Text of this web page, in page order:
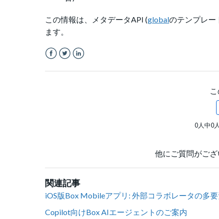
この情報は、メタデータAPI (globalのテンプレー
ます。
0人中0
他にご質問がご
関連記事
iOS版Box Mobileアプリ: 外部コラボレータの多
Copilot向けBox AIエージェントのご案内